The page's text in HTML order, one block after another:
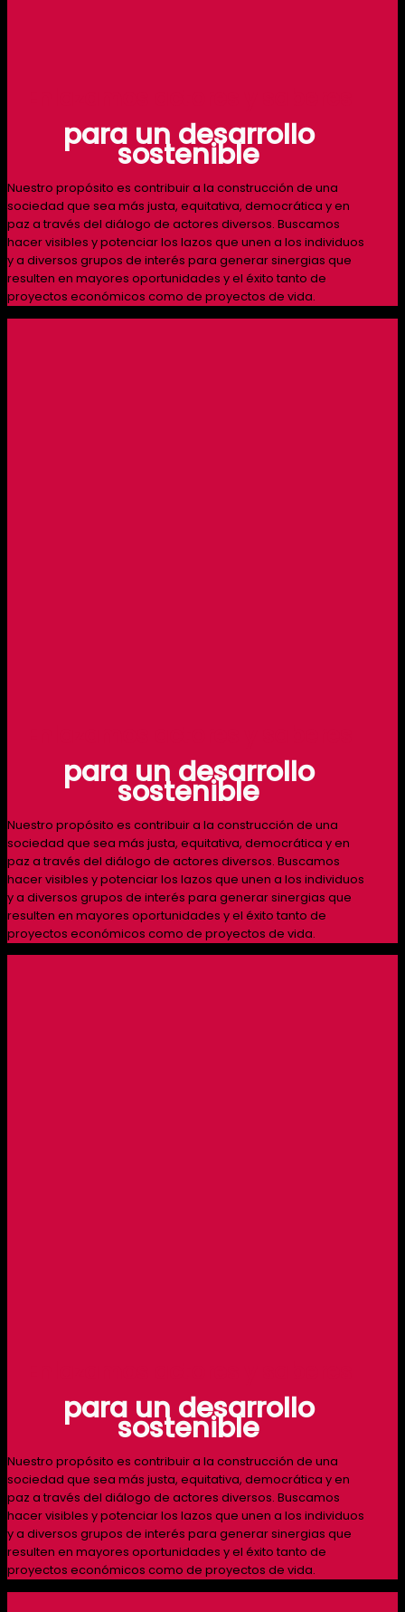
para un desarrollo
sostenible
Nuestro propósito es contribuir a la construcción de una
sociedad que sea más justa, equitativa, democrática y en
paz a través del diálogo de actores diversos. Buscamos
hacer visibles y potenciar los lazos que unen a los individuos
y a diversos grupos de interés para generar sinergias que
resulten en mayores oportunidades y el éxito tanto de
proyectos económicos como de proyectos de vida.
para un desarrollo
sostenible
Nuestro propósito es contribuir a la construcción de una
sociedad que sea más justa, equitativa, democrática y en
paz a través del diálogo de actores diversos. Buscamos
hacer visibles y potenciar los lazos que unen a los individuos
y a diversos grupos de interés para generar sinergias que
resulten en mayores oportunidades y el éxito tanto de
proyectos económicos como de proyectos de vida.
para un desarrollo
sostenible
Nuestro propósito es contribuir a la construcción de una
sociedad que sea más justa, equitativa, democrática y en
paz a través del diálogo de actores diversos. Buscamos
hacer visibles y potenciar los lazos que unen a los individuos
y a diversos grupos de interés para generar sinergias que
resulten en mayores oportunidades y el éxito tanto de
proyectos económicos como de proyectos de vida.